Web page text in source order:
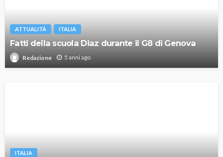
ATTUALITÀ ITALIA
Fatti della scuola Diaz durante il G8 di Genova
Redazione 5 anni ago
ITALIA